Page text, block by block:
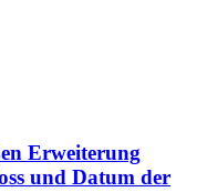
Erweiterung
und Datum der